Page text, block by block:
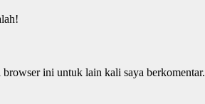
ini untuk lain kali saya berkomentar.